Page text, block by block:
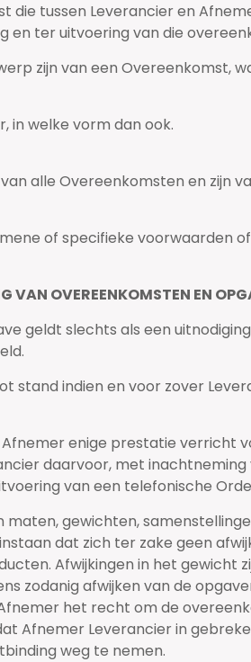
die tussen Leverancier en
ter uitvoering van die
zijn van een Overeenkomst,
in welke vorm dan ook.
alle Overeenkomsten en
of specifieke voorwaarden
OVEREENKOMSTEN EN
geldt slechts als een
stand indien en voor zover
Afnemer enige prestatie
daarvoor, met
van een telefonische
maten, gewichten,
dat zich ter zake geen
Afwijkingen in het
zodanig afwijken van de
het recht om de
Afnemer Leverancier in
weg te nemen.